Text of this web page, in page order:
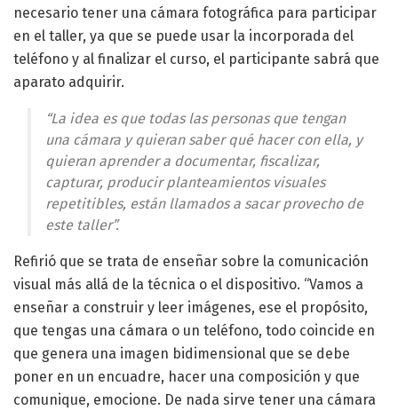
necesario tener una cámara fotográfica para participar
en el taller, ya que se puede usar la incorporada del
teléfono y al finalizar el curso, el participante sabrá que
aparato adquirir.
“La idea es que todas las personas que tengan
una cámara y quieran saber qué hacer con ella, y
quieran aprender a documentar, fiscalizar,
capturar, producir planteamientos visuales
repetitibles, están llamados a sacar provecho de
este taller”.
Refirió que se trata de enseñar sobre la comunicación
visual más allá de la técnica o el dispositivo. “Vamos a
enseñar a construir y leer imágenes, ese el propósito,
que tengas una cámara o un teléfono, todo coincide en
que genera una imagen bidimensional que se debe
poner en un encuadre, hacer una composición y que
comunique, emocione. De nada sirve tener una cámara